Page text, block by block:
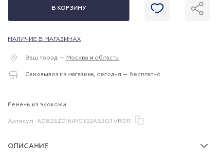
В КОРЗИНУ
НАЛИЧИЕ В МАГАЗИНАХ
Ваш город — Москва и область
Самовывоз из магазина, сегодня — бесплатно
Ремень из экокожи
Артикул A082SZ016AYCY22AS503.VR011
ОПИСАНИЕ